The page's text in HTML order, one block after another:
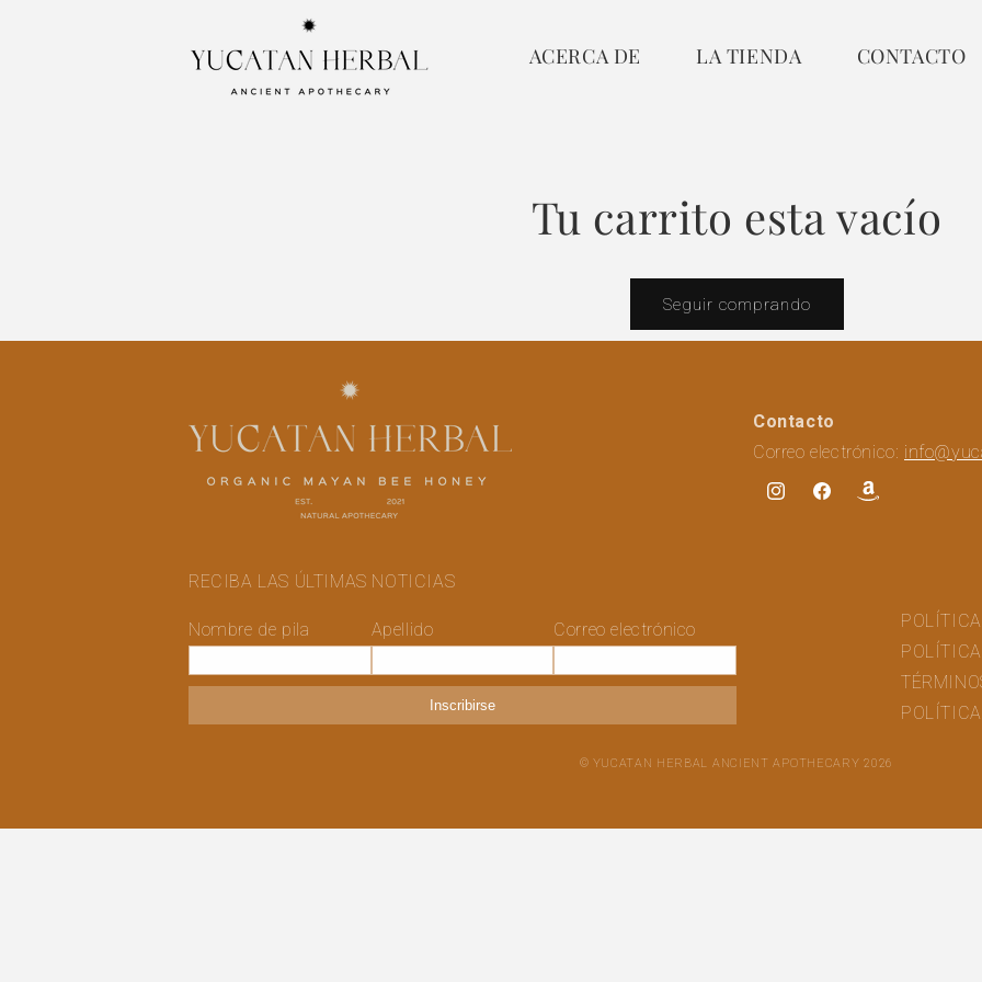
ACERCA DE LA TIENDA CONTACTO
Tu carrito esta vacío
Seguir comprando
Contacto
Correo electrónico:
InstagramFacebookTranslation
RECIBA LAS ÚLTIMAS NOTICIAS
Nombre de pila
Apellido Correo electrónico
Inscribirse
© YUCATAN HERBAL ANCIENT APOTHECARY 2026